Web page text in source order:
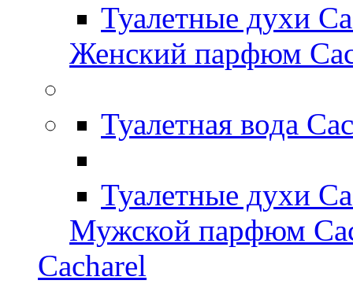
Туалетные духи
Женский парфюм
Туалетная вода
Туалетные духи
Мужской парфюм
Cacharel